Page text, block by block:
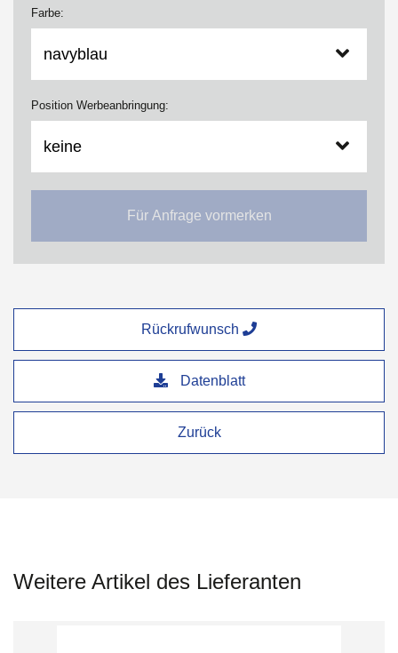
Farbe:
Position Werbeanbringung:
Für Anfrage vormerken
Zurück
Datenblatt
Rückrufwunsch
Weitere Artikel des Lieferanten